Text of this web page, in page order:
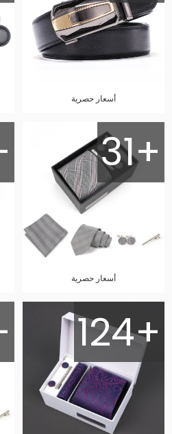
أسعار حصرية
31+
أسعار حصرية
124+